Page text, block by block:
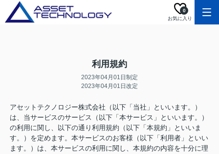
お気に入り
0
利用規約
2023年04月01日制定
2023年04月01日改定
アセットテクノロジー株式会社（以下「当社」といいます。）
は、当サービスのサービス（以下「本サービス」といいます。）
の利用に関し、以下の通り利用規約（以下「本規約」といいま
す。）を定めます。本サービスのお客様（以下「利用者」といい
ます。）は、本サービスの利用に関し、本規約の内容を十分に理